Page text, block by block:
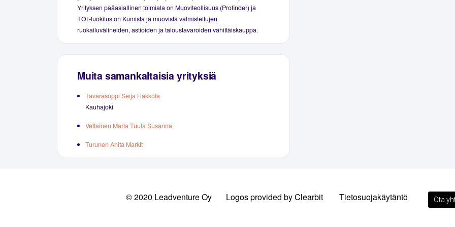
Yrityksen pääasiallinen toimiala on Muoviteollisuus (Profinder) ja
TOL-luokitus on Kumista ja muovista valmistettujen
ruokailuvälineiden, astioiden ja taloustavaroiden vähittäiskauppa.
Muita samankaltaisia yrityksiä
Tavarasoppi Seija Hakkola
Kauhajoki
Vettainen Maria Tuula Susanna
Turunen Anita Markit
© 2020 Leadventure Oy Logos provided by Clearbit Tietosuojakäytäntö Ota